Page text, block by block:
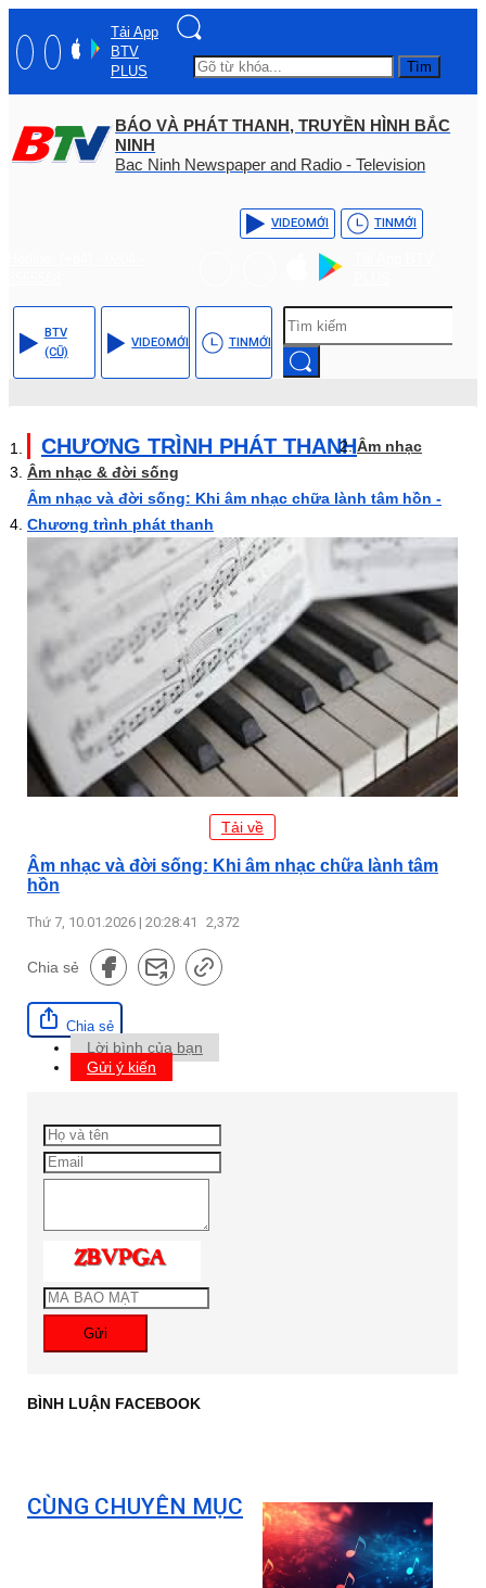
Tải App
BTV
PLUS
Tìm
BÁO VÀ PHÁT THANH, TRUYỀN HÌNH BẮC
NINH
Bac Ninh Newspaper and Radio - Television
VIDEOMỚI TINMỚI
BTV
(CŨ)
VIDEOMỚI TINMỚI
CHƯƠNG TRÌNH PHÁT THANHÂm nhạc
Âm nhạc & đời sống
Âm nhạc và đời sống: Khi âm nhạc chữa lành tâm hồn -
Chương trình phát thanh
Tải về
Âm nhạc và đời sống: Khi âm nhạc chữa lành tâm
hồn
Thứ 7, 10.01.2026 | 20:28:41 2,372
Chia sẻ
Chia sẻ
Lời bình của bạn
Gửi ý kiến
Gửi
BÌNH LUẬN FACEBOOK
CÙNG CHUYÊN MỤC